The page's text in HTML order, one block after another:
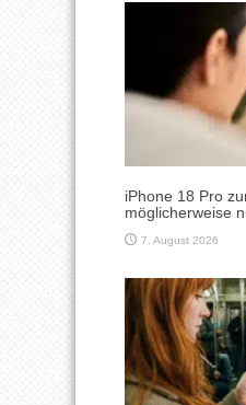
iPhone 18 Pro
möglicherweise
7. August 2026